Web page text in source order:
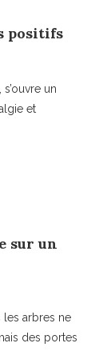
positifs
un
et
sur un
les arbres ne
des portes